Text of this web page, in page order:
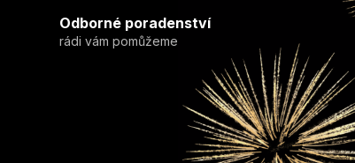
Odborné poradenství
rádi vám pomůžeme